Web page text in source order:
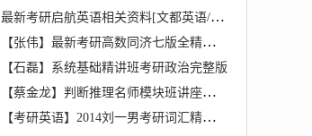
最新考研启航英语相关资料[文都英语/夏徛荣词汇/大大方法踢爆单词/必考语法/最强词汇等视频
【张伟】最新考研高数同济七版全精讲（推荐课程）
【石磊】系统基础精讲班考研政治完整版
【蔡金龙】判断推理名师模块班讲座（最新版）
【考研英语】2014刘一男考研词汇精讲班讲义